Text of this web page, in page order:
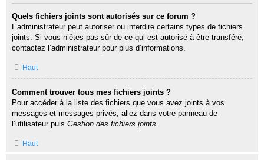
Quels fichiers joints sont autorisés sur ce forum ?
L’administrateur peut autoriser ou interdire certains types de fichiers
joints. Si vous n’êtes pas sûr de ce qui est autorisé à être transféré,
contactez l’administrateur pour plus d’informations.
Haut
Comment trouver tous mes fichiers joints ?
Pour accéder à la liste des fichiers que vous avez joints à vos
messages et messages privés, allez dans votre panneau de
l’utilisateur puis Gestion des fichiers joints.
Haut